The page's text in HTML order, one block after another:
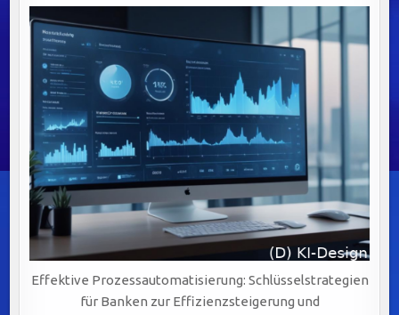
Effektive Prozessautomatisierung: Schlüsselstrategien
für Banken zur Effizienzsteigerung und